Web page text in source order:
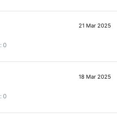
21 Mar 2025
0
18 Mar 2025
0